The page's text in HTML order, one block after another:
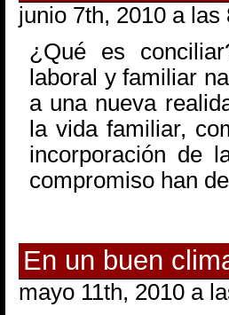
junio 7th, 2010 a las
¿Qué es
laboral y familiar
a una nueva
la vida familiar,
incorporación de
compromiso han
En un buen
mayo 11th, 2010 a